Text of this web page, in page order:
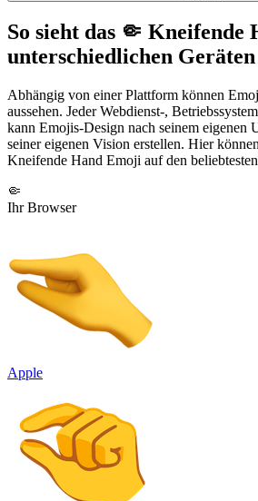
So sieht das 🤏 Kneifende
unterschiedlichen Geräten
Abhängig von einer Plattform können
aussehen. Jeder Webdienst-,
kann Emojis-Design nach seinem eigenen
seiner eigenen Vision erstellen. Hier
Kneifende Hand Emoji auf den
🤏
Ihr Browser
Apple